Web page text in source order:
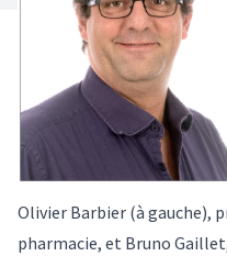
Olivier Barbier (à gauche),
pharmacie, et Bruno